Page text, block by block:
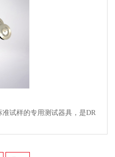
试样的专用测试器具，是DR